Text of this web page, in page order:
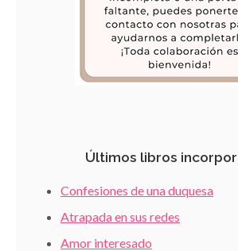
Últimos libros
Confesiones de una duquesa
Atrapada en sus redes
Amor interesado